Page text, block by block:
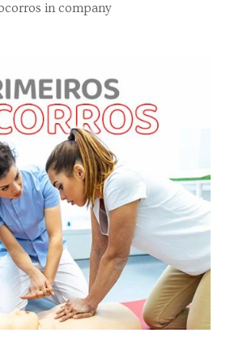
in company